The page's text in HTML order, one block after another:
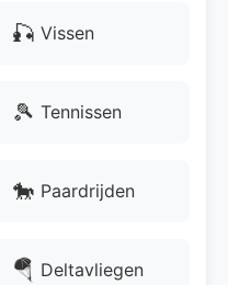
🎣 Vissen
🎾 Tennissen
🐎 Paardrijden
🪂 Deltavliegen